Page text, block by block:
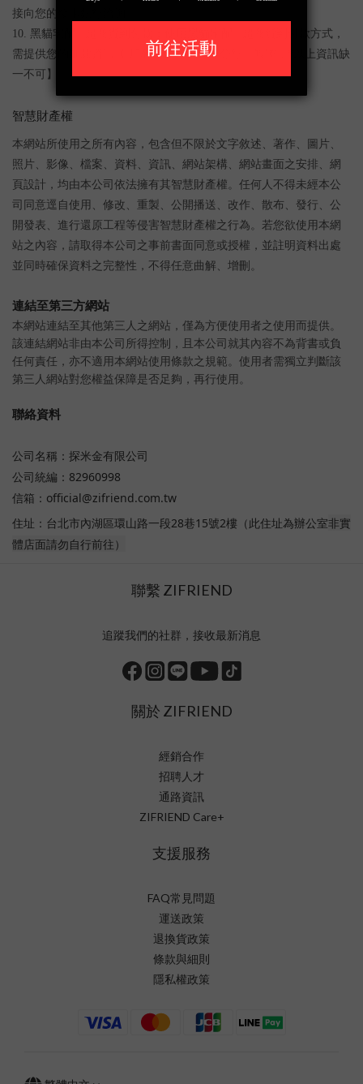
接向您的發卡銀行洽詢。
10. 黑貓宅配 / 超商貨到付款：使用黑貓宅配 / 超商貨到付款方式，
需提供您的匯款資訊【 戶名、銀行、銀行分行、帳號，*以上資訊缺
一不可】。
智慧財產權
本網站所使用之所有內容，包含但不限於文字敘述、著作、圖片、
照片、影像、檔案、資料、資訊、網站架構、網站畫面之安排、網
頁設計，均由本公司依法擁有其智慧財產權。任何人不得未經本公
司同意逕自使用、修改、重製、公開播送、改作、散布、發行、公
開發表、進行還原工程等侵害智慧財產權之行為。若您欲使用本網
站之內容，請取得本公司之事前書面同意或授權，並註明資料出處
並同時確保資料之完整性，不得任意曲解、增刪。
連結至第三方網站
本網站連結至其他第三人之網站，僅為方便使用者之使用而提供。
該連結網站非由本公司所得控制，且本公司就其內容不為背書或負
任何責任，亦不適用本網站使用條款之規範。使用者需獨立判斷該
第三人網站對您權益保障是否足夠，再行使用。
聯絡資料
公司名稱：探米金有限公司
公司統編：82960998
信箱：official@zifriend.com.tw
住址：台北市內湖區環山路一段28巷15號2樓 （此住址為辦公室非實
體店面請勿自行前往）
聯繫 ZIFRIEND
追蹤我們的社群，接收最新消息
關於 ZIFRIEND
經銷合作
招聘人才
通路資訊
ZIFRIEND Care+
支援服務
FAQ常見問題
運送政策
退換貨政策
條款與細則
隱私權政策